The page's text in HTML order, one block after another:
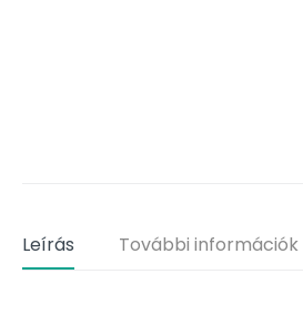
Leírás További információk